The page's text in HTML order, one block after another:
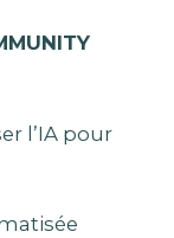
l’IA pour